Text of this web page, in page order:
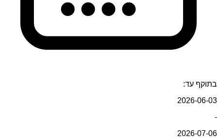
בתוקף עד:
2026-06-03
-
2026-07-06